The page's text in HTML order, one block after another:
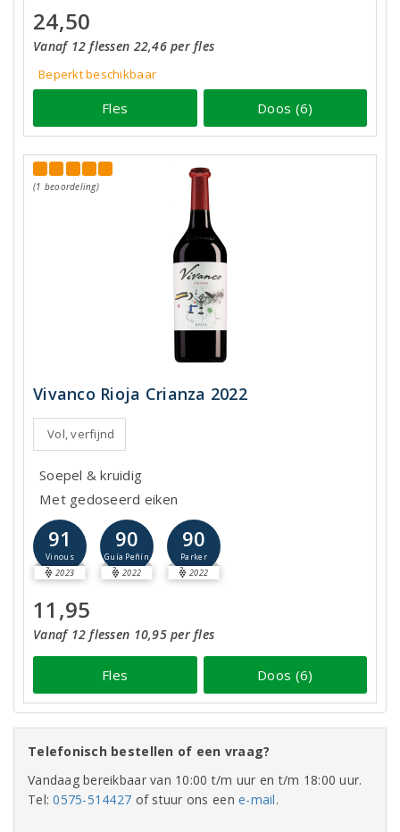
24,50
Vanaf 12 flessen 22,46 per fles
Beperkt beschikbaar
Fles Doos (6)
(1 beoordeling)
Vivanco Rioja Crianza 2022
Vol, verfijnd
Soepel & kruidig
Met gedoseerd eiken
91
Vinous
2023
90
Guía Peñín
2022
90
Parker
2022
11,95
Vanaf 12 flessen 10,95 per fles
Fles Doos (6)
Telefonisch bestellen of een vraag?
Vandaag bereikbaar van 10:00 t/m uur en t/m 18:00 uur.
Tel:0575-514427 of stuur ons eene-mail.